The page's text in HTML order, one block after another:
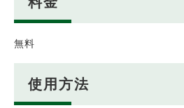
無料
使用方法